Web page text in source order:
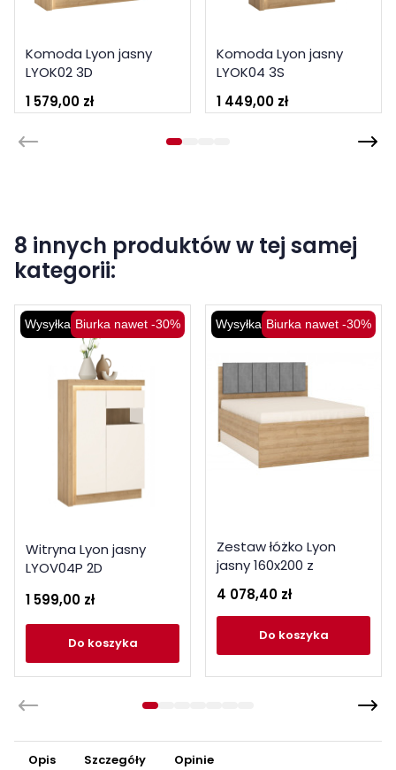
Komoda Lyon jasny
LYOK02 3D
1 579,00 zł
Komoda Lyon jasny
LYOK04 3S
1 449,00 zł
8 innych produktów w tej samej
kategorii:
Wysyłka 48HBiurka nawet -30%
Witryna Lyon jasny
LYOV04P 2D
1 599,00 zł
do koszyka
Wysyłka 48HBiurka nawet -30%
Zestaw łóżko Lyon
jasny 160x200 z
stelażem i materacem
Meble Wójcik
4 078,40 zł
do koszyka
Opis Szczegóły Opinie